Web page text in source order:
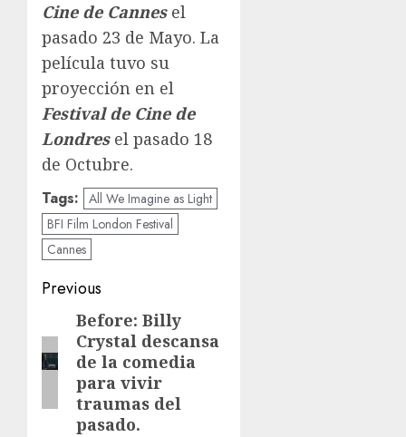
Cine de Cannesel
pasado 23 de Mayo. La
película tuvo su
proyección en el
Festival de Cine de
Londresel pasado 18
de Octubre.
Tags: All We Imagine as Light
BFI Film London Festival
Cannes
Previous
Before: Billy
Crystal descansa
de la comedia
para vivir
traumas del
pasado.